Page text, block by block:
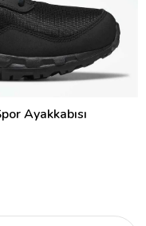
Ayakkabısı